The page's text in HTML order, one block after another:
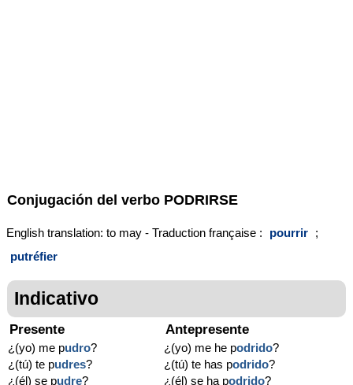
Conjugación del verbo PODRIRSE
English translation: to may - Traduction française : pourrir ;
putréfier
Indicativo
Presente
¿(yo) me pudro?
¿(tú) te pudres?
¿(él) se pudre?
Antepresente
¿(yo) me he podrido?
¿(tú) te has podrido?
¿(él) se ha podrido?